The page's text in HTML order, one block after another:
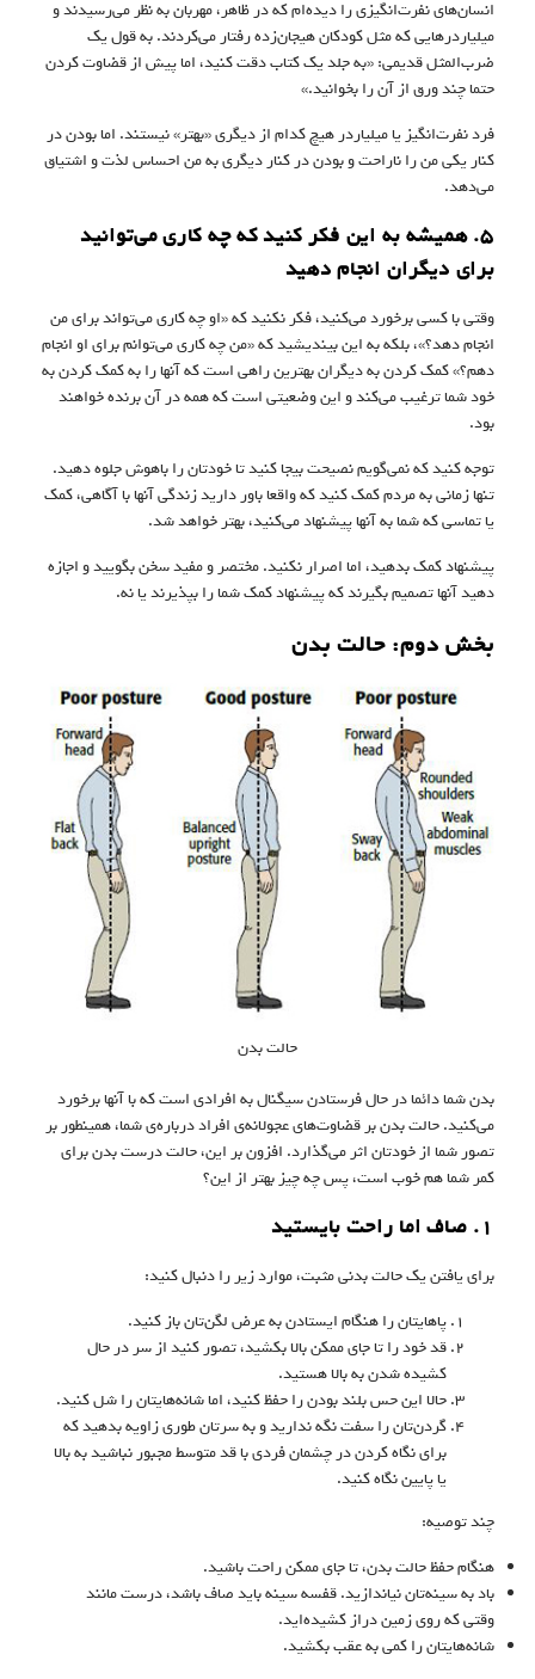
انسان‌های نفرت‌انگیزی را دیده‌ام که در ظاهر، مهربان به نظر می‌رسیدند و
میلیاردرهایی که مثل کودکان هیجان‌زده رفتار می‌کردند. به قول یک
ضرب‌المثل قدیمی: «به جلد یک کتاب دقت کنید، اما پیش از قضاوت کردن
حتما چند ورق از آن را بخوانید.»
فرد نفرت‌انگیز یا میلیاردر هیچ کدام از دیگری «بهتر» نیستند. اما بودن در
کنار یکی من را ناراحت و بودن در کنار دیگری به من احساس لذت و اشتیاق
می‌دهد.
۵. همیشه به این فکر کنید که چه کاری می‌توانید
برای دیگران انجام دهید
وقتی با کسی برخورد می‌کنید، فکر نکنید که «او چه کاری می‌تواند برای من
انجام دهد؟»، بلکه به این بیندیشید که «من چه کاری می‌توانم برای او انجام
دهم؟» کمک کردن به دیگران بهترین راهی است که آنها را به کمک کردن به
خود شما ترغیب می‌کند و این وضعیتی است که همه در آن برنده خواهند
بود.
توجه کنید که نمی‌گویم نصیحت بیجا کنید تا خودتان را باهوش جلوه دهید.
تنها زمانی به مردم کمک کنید که واقعا باور دارید زندگی آنها با آگاهی، کمک
یا تماسی که شما به آنها پیشنهاد می‌کنید، بهتر خواهد شد.
پیشنهاد کمک بدهید، اما اصرار نکنید. مختصر و مفید سخن بگویید و اجازه
دهید آنها تصمیم بگیرند که پیشنهاد کمک شما را بپذیرند یا نه.
بخش دوم: حالت بدن
حالت بدن
بدن شما دائما در حال فرستادن سیگنال به افرادی است که با آنها برخورد
می‌کنید. حالت بدن بر قضاوت‌های عجولانه‌ی افراد درباره‌ی شما، همینطور بر
تصور شما از خودتان اثر می‌گذارد. افزون بر این، حالت درست بدن برای
کمر شما هم خوب است، پس چه چیز بهتر از این؟
۱. صاف اما راحت بایستید
برای یافتن یک حالت بدنی مثبت، موارد زیر را دنبال کنید:
پاهایتان را هنگام ایستادن به عرض لگن‌تان باز کنید.
قد خود را تا جای ممکن بالا بکشید، تصور کنید از سر در حال
کشیده شدن به بالا هستید.
حالا این حس بلند بودن را حفظ کنید، اما شانه‌هایتان را شل کنید.
گردن‌تان را سفت نگه ندارید و به سرتان طوری زاویه بدهید که
برای نگاه‌ کردن در چشمان فردی با قد متوسط مجبور نباشید به بالا
یا پایین نگاه کنید.
چند توصیه:
هنگام حفظ حالت بدن، تا جای ممکن راحت باشید.
باد به سینه‌تان نیاندازید. قفسه سینه باید صاف باشد، درست مانند
وقتی که روی زمین دراز کشیده‌اید.
شانه‌هایتان را کمی به عقب بکشید.